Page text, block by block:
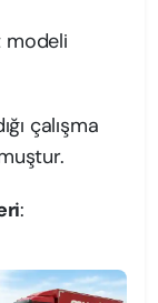
modeli
çalışma
: